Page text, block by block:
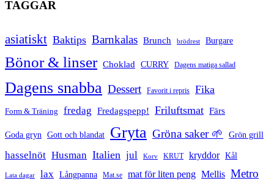
TAGGAR
asiatiskt Baktips Barnkalas Brunch brödrest Burgare
Bönor & linser Choklad CURRY Dagens matiga sallad
Dagens snabba Dessert Favorit i repris Fika
Form & Träning fredag Fredagspepp! Friluftsmat Färs
Goda gryn Gott och blandat Gryta Gröna saker 🌱 Grön grill
hasselnöt Husman Italien jul Korv KRUT kryddor Kål
Lata dagar lax Långpanna Mat.se mat för liten peng Mellis Metro